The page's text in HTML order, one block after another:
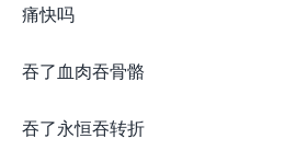
痛快吗
吞了血肉吞骨骼
吞了永恒吞转折